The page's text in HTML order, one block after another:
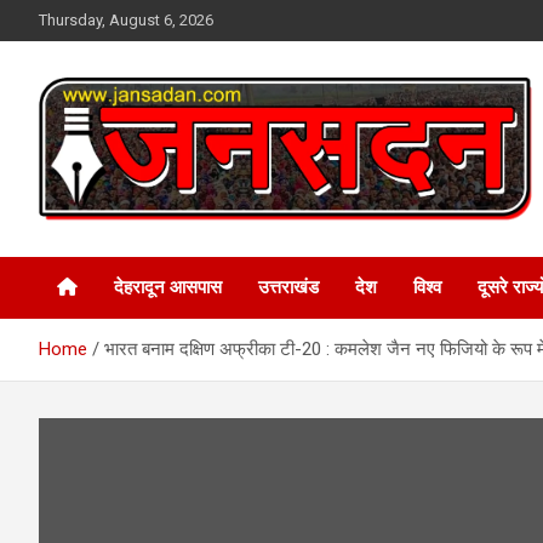
to
Thursday, August 6, 2026
Jan Sadan
देहरादून आसपास उत्तराखंड देश विश्व दूसरे
Home भारत बनाम दक्षिण अफ्रीका टी-20 : कमलेश जैन नए फिजियो के रूप